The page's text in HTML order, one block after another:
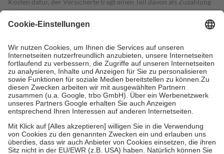
Kosten dafür, der Versicherte trägt einen Teil davon als Zuzahlung
mit.
Grundsätzlich leisten Mitglieder Zuzahlungen in Höhe von zehn
höchstens zehn Euro.
Es sind jedoch nie mehr als die tatsächlichen
Kosten der Leistung zu entrichten.
Diese Regeln gelten grundsätzlich auch für Online-Apotheken.
Bei Heilmitteln und häuslicher Krankenpflege beträgt die
Zuzahlung zehn Prozent der Kosten sowie zehn Euro je
Verordnung.
Um das Engagement der Versicherten für ihre eigene Gesundheit zu
stärken und die besondere Stellung der Familie zu unterstützen,
fallenkeine Zuzahlungenan bei:
• Kindern und Jugendlichen bis zum vollendeten 18. Lebensjahr
mit Ausnahme der Fahrkosten